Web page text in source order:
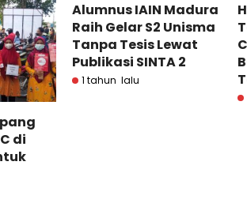
di
Alumnus IAIN Madura
Raih Gelar S2 Unisma
Tanpa Tesis Lewat
Publikasi SINTA 2
1 tahun lalu